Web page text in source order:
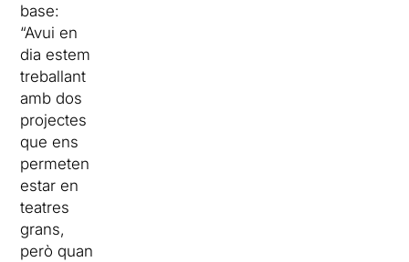
base:
“Avui en
dia estem
treballant
amb dos
projectes
que ens
permeten
estar en
teatres
grans,
però quan